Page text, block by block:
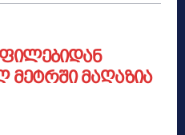
მეტრში მაღაზია